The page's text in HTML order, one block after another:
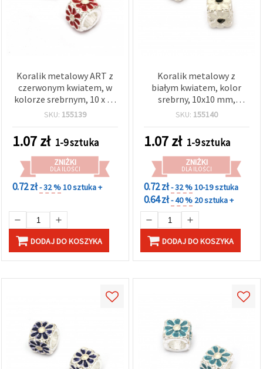
Koralik metalowy ART z
czerwonym kwiatem, w
kolorze srebrnym, 10 x 10
mm, otwór 5,5 mm
SKU: 155139
1.07zł 1-9 sztuka
ZNIŻKI
DLA ILOŚCI
0.72 zł- 32 %10 sztuka +
DODAJ DO KOSZYKA
Koralik metalowy z
białym kwiatem, kolor
srebrny, 10x10 mm,
otwór: 5,5 mm
SKU: 155140
1.07zł 1-9 sztuka
ZNIŻKI
DLA ILOŚCI
0.72 zł- 32 %10-19 sztuka
0.64 zł- 40 % 20 sztuka +
DODAJ DO KOSZYKA